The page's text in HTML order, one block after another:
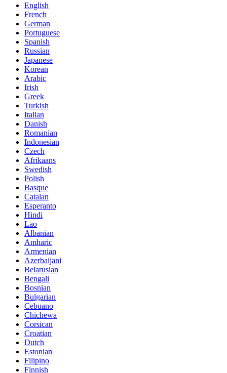
English
French
German
Portuguese
Spanish
Russian
Japanese
Korean
Arabic
Irish
Greek
Turkish
Italian
Danish
Romanian
Indonesian
Czech
Afrikaans
Swedish
Polish
Basque
Catalan
Esperanto
Hindi
Lao
Albanian
Amharic
Armenian
Azerbaijani
Belarusian
Bengali
Bosnian
Bulgarian
Cebuano
Chichewa
Corsican
Croatian
Dutch
Estonian
Filipino
Finnish